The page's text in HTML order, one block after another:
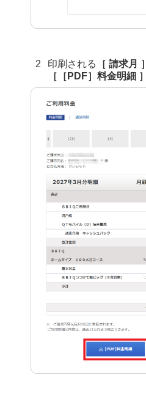
印刷される ［ 請求月 ］
［［PDF］料金明細 ］